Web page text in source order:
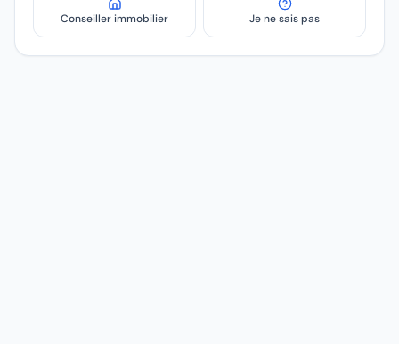
Conseiller immobilier Je ne sais pas